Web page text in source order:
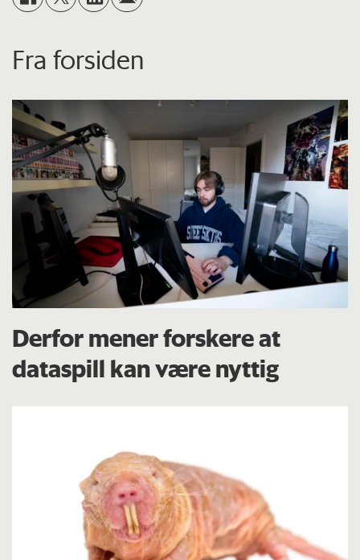
Fra forsiden
Derfor mener forskere at
dataspill kan være nyttig